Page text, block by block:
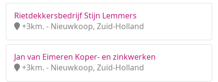
Rietdekkersbedrijf Stijn Lemmers
+3km. - Nieuwkoop, Zuid-Holland
Jan van Eimeren Koper- en zinkwerken
+3km. - Nieuwkoop, Zuid-Holland